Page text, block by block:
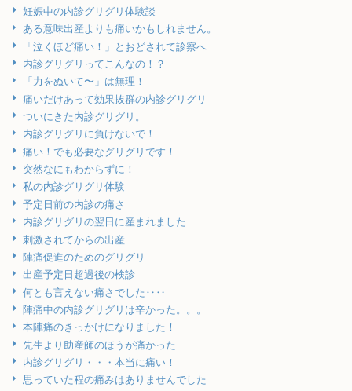
妊娠中の内診グリグリ体験談
ある意味出産よりも痛いかもしれません。
「泣くほど痛い！」とおどされて診察へ
内診グリグリってこんなの！？
「力をぬいて〜」は無理！
痛いだけあって効果抜群の内診グリグリ
ついにきた内診グリグリ。
内診グリグリに負けないで！
痛い！でも必要なグリグリです！
突然なにもわからずに！
私の内診グリグリ体験
予定日前の内診の痛さ
内診グリグリの翌日に産まれました
刺激されてからの出産
陣痛促進のためのグリグリ
出産予定日超過後の検診
何とも言えない痛さでした‥‥
陣痛中の内診グリグリは辛かった。。。
本陣痛のきっかけになりました！
先生より助産師のほうが痛かった
内診グリグリ・・・本当に痛い！
思っていた程の痛みはありませんでした